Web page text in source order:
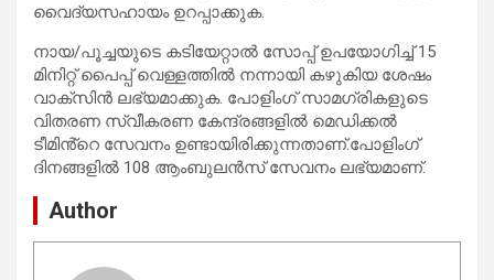
വൈദ്യസഹായം ഉറപ്പാക്കുക.
നായ/പൂച്ചയുടെ കടിയേറ്റാൽ സോപ്പ് ഉപയോഗിച്ച് 15
മിനിറ്റ് പൈപ്പ് വെള്ളത്തിൽ നന്നായി കഴുകിയ ശേഷം
വാക്സിൻ ലഭ്യമാക്കുക. പോളിംഗ് സാമഗ്രികളുടെ
വിതരണ സ്വീകരണ കേന്ദ്രങ്ങളിൽ മെഡിക്കൽ
ടീമിൻ്റെ സേവനം ഉണ്ടായിരിക്കുന്നതാണ്.പോളിംഗ്
ദിനങ്ങളിൽ 108 ആംബുലൻസ് സേവനം ലഭ്യമാണ്.
Author